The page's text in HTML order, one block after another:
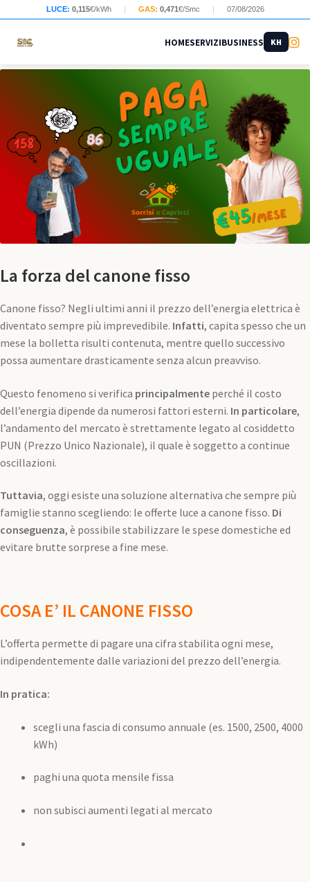
LUCE: 0,115€/kWh | GAS: 0,471€/Smc | 07/08/2026
HOMESERVIZIBUSINESS KH
La forza del canone fisso
Canone fisso? Negli ultimi anni il prezzo dell’energia elettrica è
diventato sempre più imprevedibile. Infatti, capita spesso che un
mese la bolletta risulti contenuta, mentre quello successivo
possa aumentare drasticamente senza alcun preavviso.
Questo fenomeno si verifica principalmente perché il costo
dell’energia dipende da numerosi fattori esterni. In particolare,
l’andamento del mercato è strettamente legato al cosiddetto
PUN (Prezzo Unico Nazionale), il quale è soggetto a continue
oscillazioni.
Tuttavia, oggi esiste una soluzione alternativa che sempre più
famiglie stanno scegliendo: le offerte luce a canone fisso. Di
conseguenza, è possibile stabilizzare le spese domestiche ed
evitare brutte sorprese a fine mese.
COSA E’ IL CANONE FISSO
L’offerta permette di pagare una cifra stabilita ogni mese,
indipendentemente dalle variazioni del prezzo dell’energia.
In pratica:
scegli una fascia di consumo annuale (es. 1500, 2500, 4000
kWh)
paghi una quota mensile fissa
non subisci aumenti legati al mercato